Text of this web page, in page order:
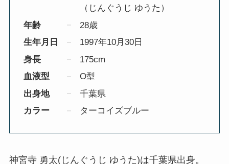
（じんぐうじ ゆうた）
年齢
28歳
生年月日
1997年10月30日
身長
175cm
血液型
O型
出身地
千葉県
カラー
ターコイズブルー
神宮寺 勇太(じんぐうじ ゆうた)は千葉県出身。